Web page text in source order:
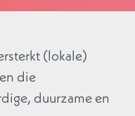
(lokale)
die
duurzame en